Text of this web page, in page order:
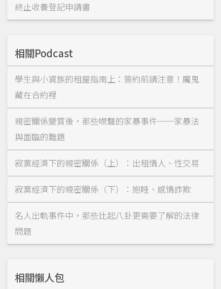
終止收養登記申請書
相關Podcast
學生與小資族的租屋指南上：簽約前請注意！魔鬼
藏在合約裡
親密關係變質後，那些噤聲的家暴事件──家暴法
與面臨的難題
寂寞經濟下的親密關係（上）：出租情人、性交易
寂寞經濟下的親密關係（下）：抱睡、感情詐欺
名人出軌事件中，那些比起八卦更需要了解的法律
問題
相關懶人包